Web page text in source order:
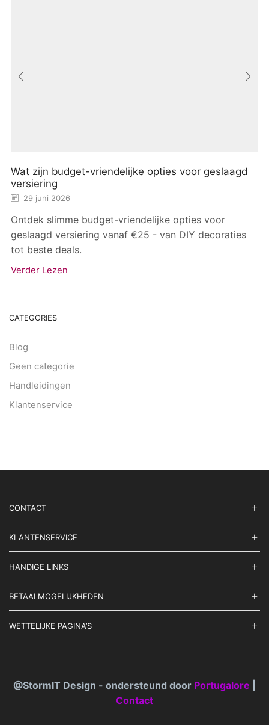
Wat zijn budget-vriendelijke opties voor geslaagd
versiering
29 juni 2026
Ontdek slimme budget-vriendelijke opties voor
geslaagd versiering vanaf €25 - van DIY decoraties
tot beste deals.
Verder Lezen
CATEGORIES
Blog
Geen categorie
Handleidingen
Klantenservice
CONTACT
KLANTENSERVICE
HANDIGE LINKS
BETAALMOGELIJKHEDEN
WETTELIJKE PAGINA’S
@StormIT Design - ondersteund door Portugalore
Contact